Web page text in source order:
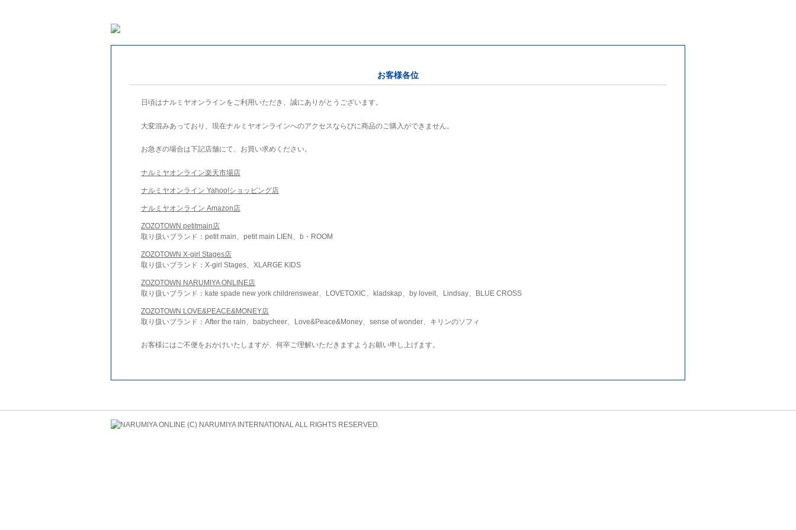
お客様各位
日頃はナルミヤオンラインをご利用いただき、誠にありがとうございます。
大変混みあっており、現在ナルミヤオンラインへのアクセスならびに商品のご購入ができません。
お急ぎの場合は下記店舗にて、お買い求めください。
ナルミヤオンライン楽天市場店
ナルミヤオンライン Yahoo!ショッピング店
ナルミヤオンライン Amazon店
ZOZOTOWN petitmain店
取り扱いブランド：petit main、petit main LIEN、b・ROOM
ZOZOTOWN X-girl Stages店
取り扱いブランド：X-girl Stages、XLARGE KIDS
ZOZOTOWN NARUMIYA ONLINE店
取り扱いブランド：kate spade new york childrenswear、LOVETOXIC、kladskap、by loveit、Lindsay、BLUE CROSS
ZOZOTOWN LOVE&PEACE&MONEY店
取り扱いブランド：After the rain、babycheer、Love&Peace&Money、sense of wonder、キリンのソフィ
お客様にはご不便をおかけいたしますが、何卒ご理解いただきますようお願い申し上げます。